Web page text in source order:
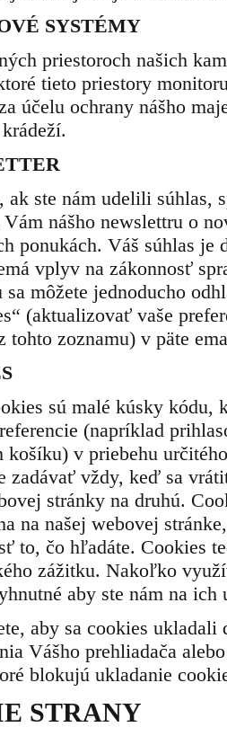
SYSTÉMY
priestoroch našich
tieto priestory
účelu ochrany nášho
ak ste nám udelili súhlas,
Vám nášho newslettru o
ponukách. Váš súhlas
vplyv na zákonnosť
sa môžete jednoducho
(aktualizovať vaše
tohto zoznamu) v päte
sú malé kúsky kódu,
(napríklad
košíku) v priebehu
zadávať vždy, keď sa
stránky na druhú.
na našej webovej
to, čo hľadáte. Cookies
zážitku. Nakoľko
aby ste nám na ich
aby sa cookies
Vášho prehliadača
blokujú ukladanie
STRANY